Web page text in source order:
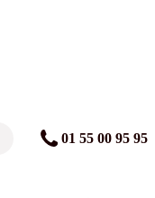
01 55 00 95 95